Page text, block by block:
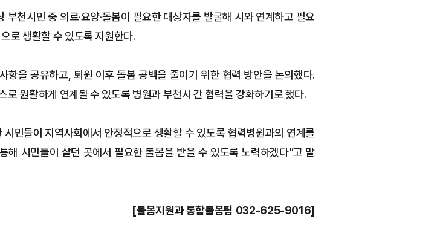
천시민 중 의료·요양·돌봄이 필요한 대상자를 발굴해 시와 연계하고 필요
로 생활할 수 있도록 지원한다.
을 공유하고, 퇴원 이후 돌봄 공백을 줄이기 위한 협력 방안을 논의했다.
원활하게 연계될 수 있도록 병원과 부천시 간 협력을 강화하기로 했다.
민들이 지역사회에서 안정적으로 생활할 수 있도록 협력병원과의 연계를
해 시민들이 살던 곳에서 필요한 돌봄을 받을 수 있도록 노력하겠다”고 말
[돌봄지원과 통합돌봄팀 032-625-9016]